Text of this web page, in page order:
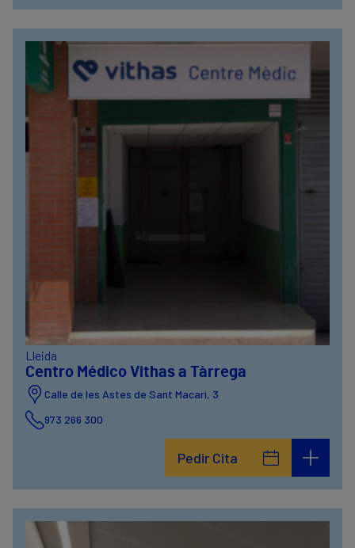
Lleida
Centro Médico Vithas a Tàrrega
Calle de les Astes de Sant Macari, 3
973 266 300
Pedir Cita